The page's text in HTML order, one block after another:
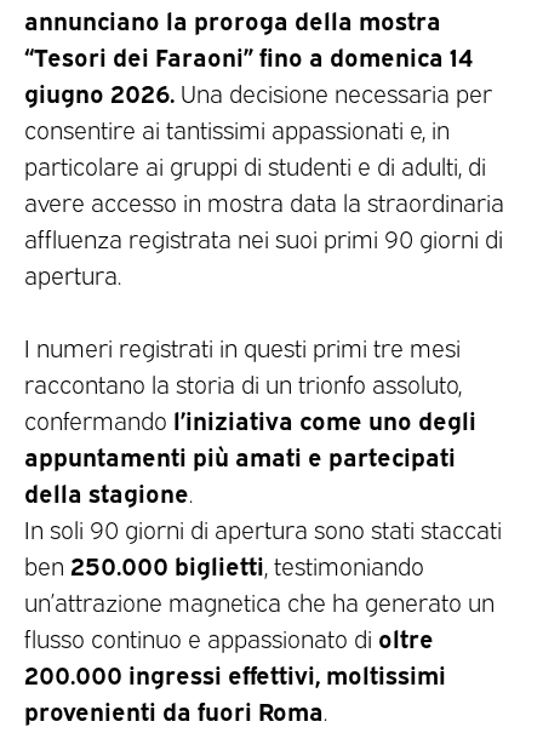
annunciano la proroga della mostra
“Tesori dei Faraoni” fino a domenica 14
giugno 2026. Una decisione necessaria per
consentire ai tantissimi appassionati e, in
particolare ai gruppi di studenti e di adulti, di
avere accesso in mostra data la straordinaria
affluenza registrata nei suoi primi 90 giorni di
apertura.
I numeri registrati in questi primi tre mesi
raccontano la storia di un trionfo assoluto,
confermando l’iniziativa come uno degli
appuntamenti più amati e partecipati
della stagione
In soli 90 giorni di apertura sono stati staccati
ben 250.000 biglietti , testimoniando
un’attrazione magnetica che ha generato un
flusso continuo e appassionato di oltre
200.000 ingressi effettivi, moltissimi
provenienti da fuori Roma